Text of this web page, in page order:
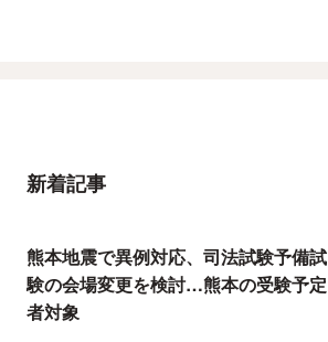
新着記事
熊本地震で異例対応、司法試験予備試
験の会場変更を検討…熊本の受験予定
者対象